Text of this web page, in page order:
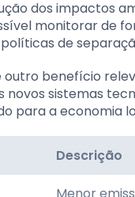
dos impactos
monitorar de
de
benefício
novos sistemas
para a economia
Descrição